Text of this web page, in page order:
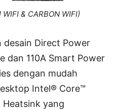
& CARBON WIFI)
desain Direct Power
dan 110A Smart Power
dengan mudah
Intel® Core™
yang